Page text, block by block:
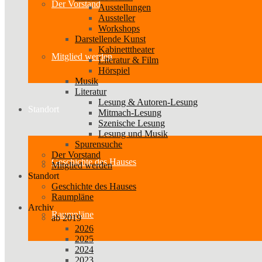
Der Vorstand
Mitglied werden
Standort
Geschichte des Hauses
Raumpläne
Ausstellungen
Aussteller
Workshops
Darstellende Kunst
Kabinetttheater
Literatur & Film
Hörspiel
Musik
Literatur
Lesung & Autoren-Lesung
Mitmach-Lesung
Szenische Lesung
Lesung und Musik
Spurensuche
Der Vorstand
Mitglied werden
Standort
Geschichte des Hauses
Raumpläne
Archiv
ab 2019
2026
2025
2024
2023